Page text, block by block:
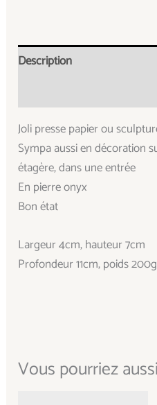
Description
Joli presse papier ou
Sympa aussi en décoration
étagère, dans une entrée
En pierre onyx
Bon état
Largeur 4cm, hauteur 7cm
Profondeur 11cm, poids 200g
Vous pourriez